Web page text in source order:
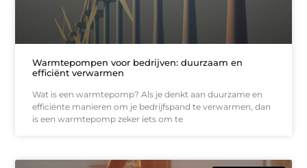
Warmtepompen voor bedrijven: duurzaam en
efficiënt verwarmen
Wat is een warmtepomp? Als je denkt aan duurzame en
efficiënte manieren om je bedrijfspand te verwarmen, dan
is een warmtepomp zeker iets om te